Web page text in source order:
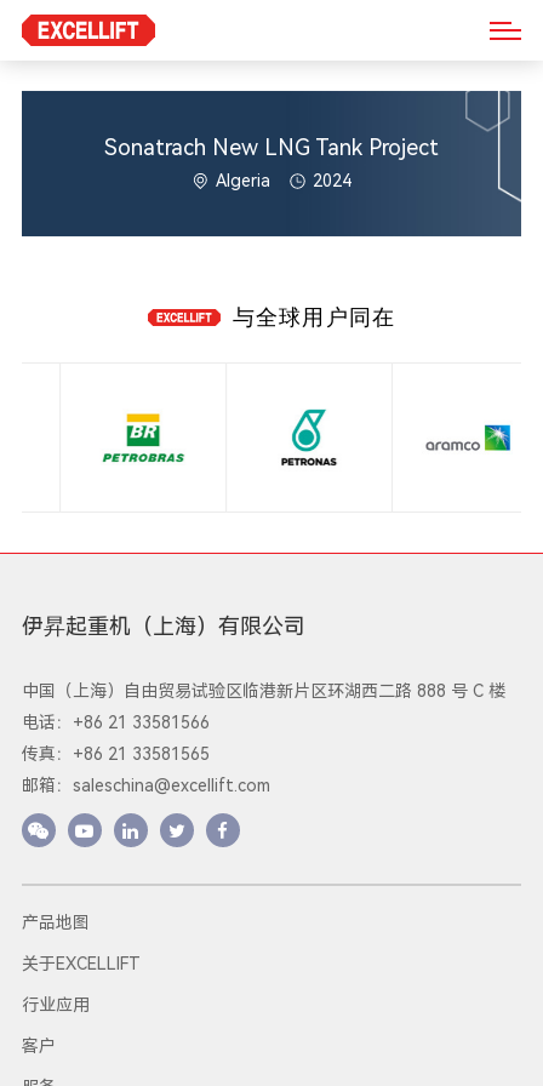
Sonatrach New LNG Tank Project
Algeria 2024
与全球用户同在
伊昇起重机（上海）有限公司
中国（上海）自由贸易试验区临港新片区环湖西二路 888 号 C 楼
电话：+86 21 33581566
传真：+86 21 33581565
邮箱： saleschina@excellift.com
产品地图
关于EXCELLIFT
行业应用
客户